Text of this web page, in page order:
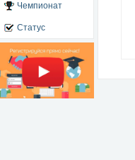
Чемпионат
Статус